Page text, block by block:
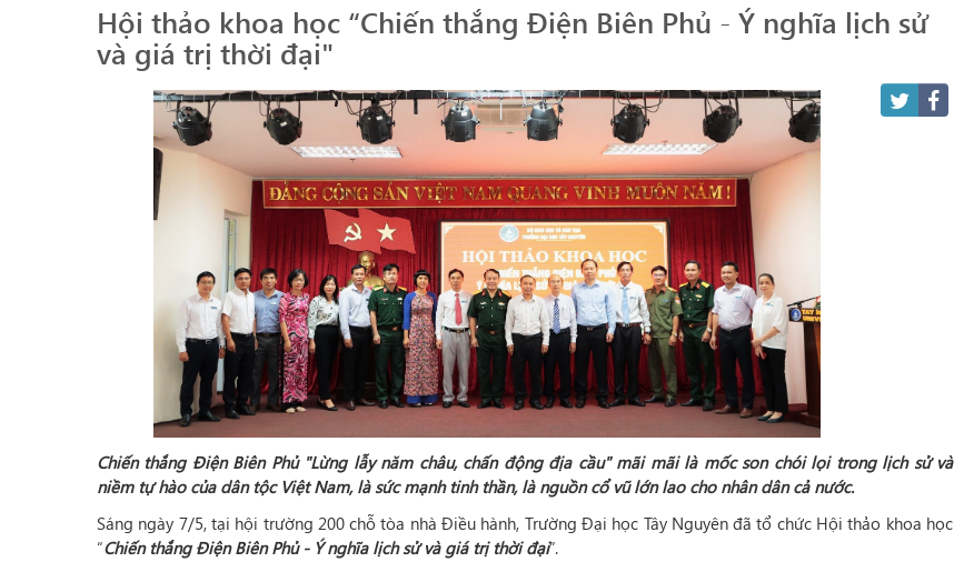
Hội thảo khoa học “Chiến thắng Điện Biên Phủ - Ý nghĩa lịch sử
và giá trị thời đại"
Chiến thắng Điện Biên Phủ "Lừng lẫy năm châu, chấn động địa cầu" mãi mãi là mốc son chói lọi trong lịch sử và
niềm tự hào của dân tộc Việt Nam, là sức mạnh tinh thần, là nguồn cổ vũ lớn lao cho nhân dân cả nước.
Sáng ngày 7/5, tại hội trường 200 chỗ tòa nhà Điều hành, Trường Đại học Tây Nguyên đã tổ chức Hội thảo khoa học
“Chiến thắng Điện Biên Phủ - Ý nghĩa lịch sử và giá trị thời đại”.